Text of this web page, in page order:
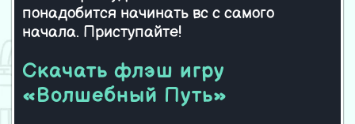
Проснись Квадратик
понадобится начинать вс с самого
начала. Приступайте!
Скачать флэш игру
«Волшебный Путь»